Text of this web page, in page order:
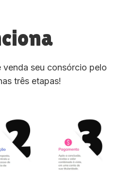
venda seu consórcio pelo
três etapas!